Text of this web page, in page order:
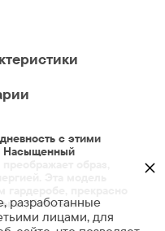
с этими
Насыщенный
прекрасно
бежевыми и
разработанные
лицами, для
×